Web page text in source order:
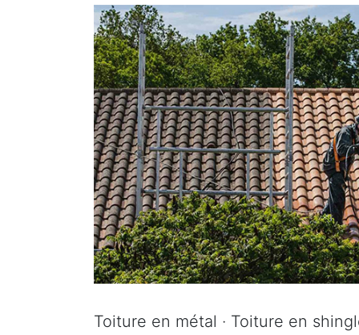
Toiture en métal · Toiture en